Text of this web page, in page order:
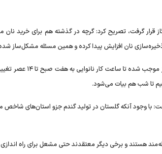
قرار گرفت، تصریح کرد: گرچه در گذشته هم برای خرید نان
نان افزایش پیدا کرده و همین مسئله مشکل‌ساز
شهروند دیگر هم با اشاره به شلوغی نانوایی‌های گلستان به خبرنگار ایسنا گفت:
تا شب هم بیات می‌شود.
با وجود آنکه گلستان در تولید گندم جزو استان‌های
گله‌مند هستند و برخی دیگر معتقدند حتی مشعل برای راه